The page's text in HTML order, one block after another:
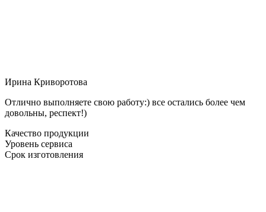
Ирина Криворотова
Отлично выполняете свою работу:) все остались более чем
довольны, респект!)
Качество продукции
Уровень сервиса
Срок изготовления